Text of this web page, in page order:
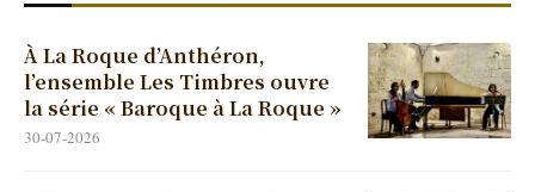
À La Roque d’Anthéron,
l’ensemble Les Timbres ouvre
la série « Baroque à La Roque »
30-07-2026